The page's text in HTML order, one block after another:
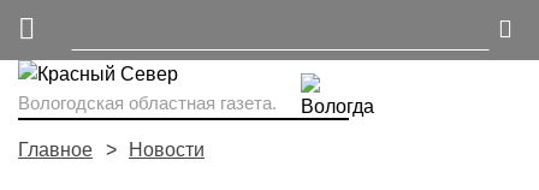
Вологодская областная газета.
Главное Новости